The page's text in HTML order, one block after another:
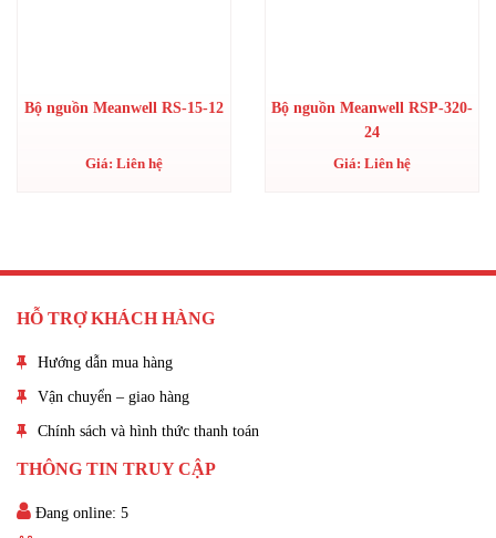
Bộ nguồn Meanwell RS-15-12
Giá: Liên hệ
Bộ nguồn Meanwell RSP-320-
24
Giá: Liên hệ
HỖ TRỢ KHÁCH HÀNG
Hướng dẫn mua hàng
Vận chuyển – giao hàng
Chính sách và hình thức thanh toán
THÔNG TIN TRUY CẬP
Đang online: 5